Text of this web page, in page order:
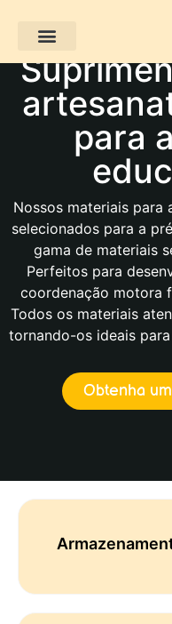
para
Nossos materiais para
selecionados para a
gama de materiais
Perfeitos para
coordenação motora
Todos os materiais
tornando-os ideais
Obtenha